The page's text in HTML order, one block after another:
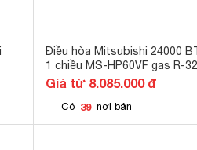
Điều hòa Mitsubishi 24000
1 chiều MS-HP60VF gas R-32
Giá từ 8.085.000 đ
Có 39 nơi bán